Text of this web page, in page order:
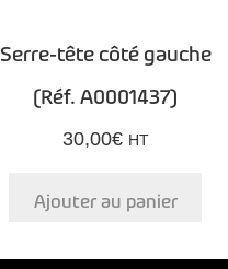
Serre-tête côté gauche
(Réf. A0001437)
30,00€ HT
Ajouter au panier